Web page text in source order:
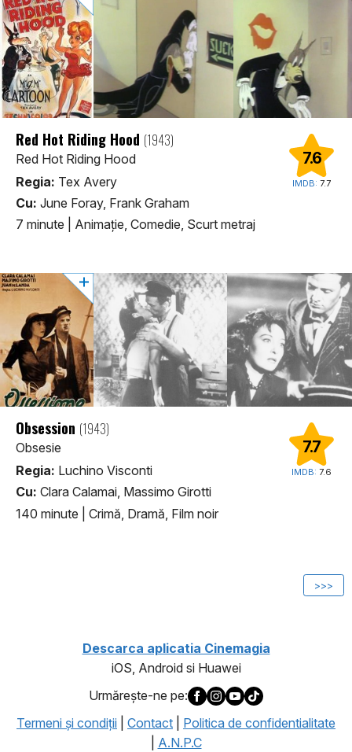
7.6
IMDB: 7.7
Red Hot Riding Hood (1943)
Red Hot Riding Hood
Regia: Tex Avery
Cu: June Foray, Frank Graham
7 minute
Animaţie, Comedie, Scurt metraj
7.7
IMDB: 7.6
Obsession (1943)
Obsesie
Regia: Luchino Visconti
Cu: Clara Calamai, Massimo Girotti
140 minute
Crimă, Dramă, Film noir
>>>
Descarca aplicatia Cinemagia
iOS, Android si Huawei
Urmăreşte-ne pe:
Termeni şi condiţii
Contact
Politica de confidentialitate
A.N.P.C